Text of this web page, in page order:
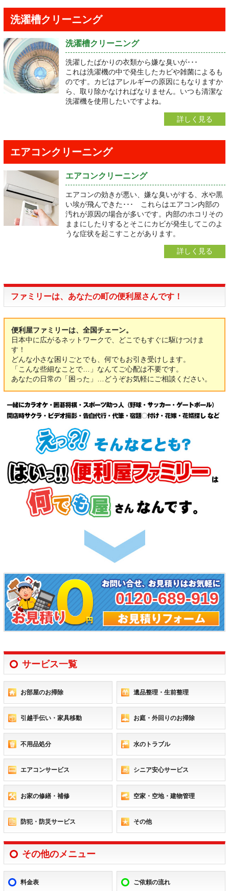
洗濯槽クリーニング
洗濯槽クリーニング
洗濯したばかりの衣類から嫌な臭いが･･･
これは洗濯機の中で発生したカビや雑菌によるも
のです。カビはアレルギーの原因にもなりますか
ら、取り除かなければなりません。いつも清潔な
洗濯機を使用したいですよね。
詳しく見る
エアコンクリーニング
エアコンクリーニング
エアコンの効きが悪い、嫌な臭いがする、水や黒
い埃が飛んできた･･･ これらはエアコン内部の
汚れが原因の場合が多いです。内部のホコリその
ままにしたりするとそこにカビが発生してこのよ
うな症状を起こすことがあります。
詳しく見る
ファミリーは、あなたの町の便利屋さんです！
便利屋ファミリーは、全国チェーン。
日本中に広がるネットワークで、どこでもすぐに駆けつけま
す！
どんな小さな困りごとでも、何でもお引き受けします。
「こんな些細なことで…」なんてご心配は不要です。
あなたの日常の「困った」…どうぞお気軽にご相談ください。
0120-689-919
サービス一覧
お部屋のお掃除 遺品整理・生前整理
引越手伝い・家具移動 お庭・外回りのお掃除
不用品処分 水のトラブル
エアコンサービス シニア安心サービス
お家の修繕・補修 空家・空地・建物管理
防犯・防災サービス その他
その他のメニュー
料金表 ご依頼の流れ